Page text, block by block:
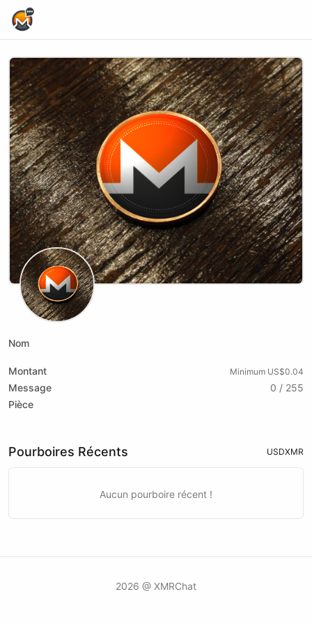
Nom
Montant Minimum US$0.04
Message
0 / 255
Pièce
Pourboires Récents USDXMR
Aucun pourboire récent !
2026 @ XMRChat